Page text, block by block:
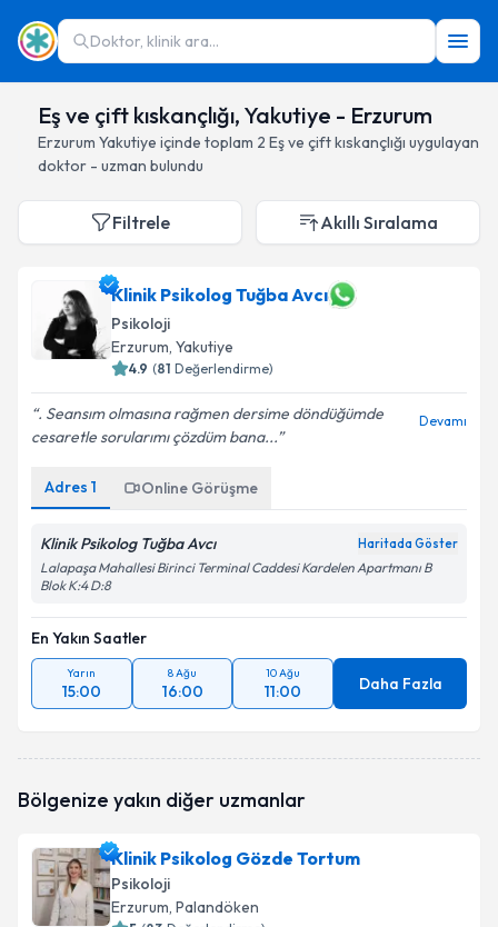
Doktor, klinik ara...
Eş ve çift kıskançlığı, Yakutiye - Erzurum
Erzurum Yakutiye içinde toplam 2 Eş ve çift kıskançlığı uygulayan
doktor - uzman bulundu
Filtrele Akıllı Sıralama
Klinik Psikolog Tuğba Avcı
Psikoloji
Erzurum, Yakutiye
4.9 (81 Değerlendirme)
. Seansım olmasına rağmen dersime döndüğümde
cesaretle sorularımı çözdüm bana...
Devamı
Adres 1 Online Görüşme
Klinik Psikolog Tuğba Avcı Haritada Göster
Lalapaşa Mahallesi Birinci Terminal Caddesi Kardelen Apartmanı B
Blok K:4 D:8
En Yakın Saatler
Yarın
15:00
8 Ağu
16:00
10 Ağu
11:00 Daha Fazla
Bölgenize yakın diğer uzmanlar
Klinik Psikolog Gözde Tortum
Psikoloji
Erzurum, Palandöken